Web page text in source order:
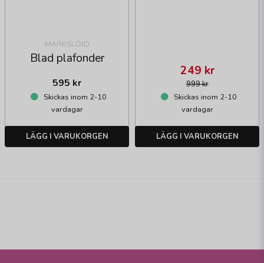
MARKSLÖJD
Blad plafonder
595 kr
Skickas inom 2-10
vardagar
LÄGG I VARUKORGEN
999 kr
249 kr
Skickas inom 2-10
vardagar
LÄGG I VARUKORGEN